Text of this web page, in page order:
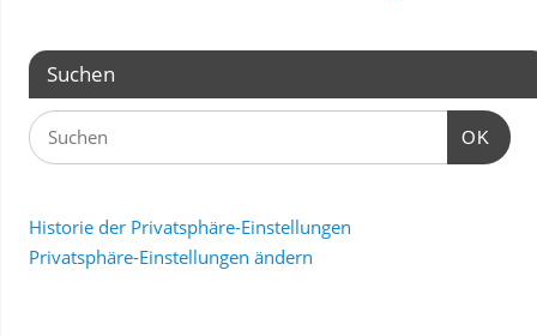
Suchen
OK
Historie der Privatsphäre-Einstellungen
Privatsphäre-Einstellungen ändern